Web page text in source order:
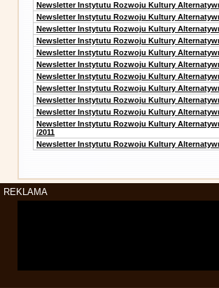
Newsletter Instytutu Rozwoju Kultury
Newsletter Instytutu Rozwoju Kultury
Newsletter Instytutu Rozwoju Kultury
Newsletter Instytutu Rozwoju Kultury
Newsletter Instytutu Rozwoju Kultury
Newsletter Instytutu Rozwoju Kultury
Newsletter Instytutu Rozwoju Kultury
Newsletter Instytutu Rozwoju Kultury
Newsletter Instytutu Rozwoju Kultury
Newsletter Instytutu Rozwoju Kultury
Newsletter Instytutu Rozwoju Kultury
/2011
Newsletter Instytutu Rozwoju Kultury
REKLAMA